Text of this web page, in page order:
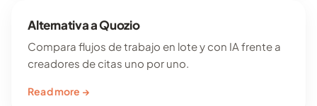
Alternativa a Quozio
Compara flujos de trabajo en lote y con IA frente a
creadores de citas uno por uno.
Read more →